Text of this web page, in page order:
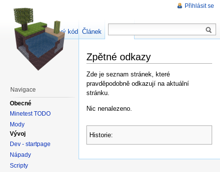
Zpětné odkazy
Zde je seznam stránek, které
pravděpodobně odkazují na aktuální
stránku.
Nic nenalezeno.
Historie:
Přihlásit se
Článek
Zdrojový kód stránky
Navigace
Obecné
Minetest TODO
Mody
Vývoj
Dev - startpage
Nápady
Scripty